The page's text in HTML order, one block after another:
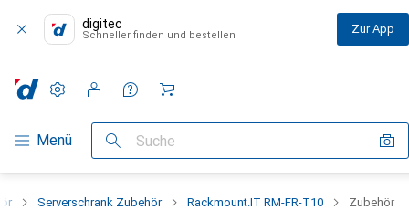
digitec
Schneller finden und bestellen Zur App
Navigation nach Kategorien
Menü Suche
Einstellungen
Kundenkonto
Vergleichslisten
Merklisten
Warenkorb
Serverschrank Zubehör Rackmount.IT RM-FR-T10 Zubehör